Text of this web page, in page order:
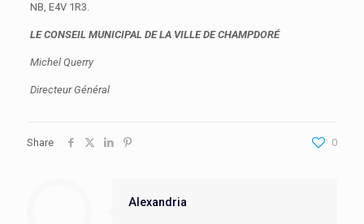
NB, E4V 1R3.
LE CONSEIL MUNICIPAL DE LA VILLE DE CHAMPDORÉ
Michel Querry
Directeur Général
Share 0
Alexandria